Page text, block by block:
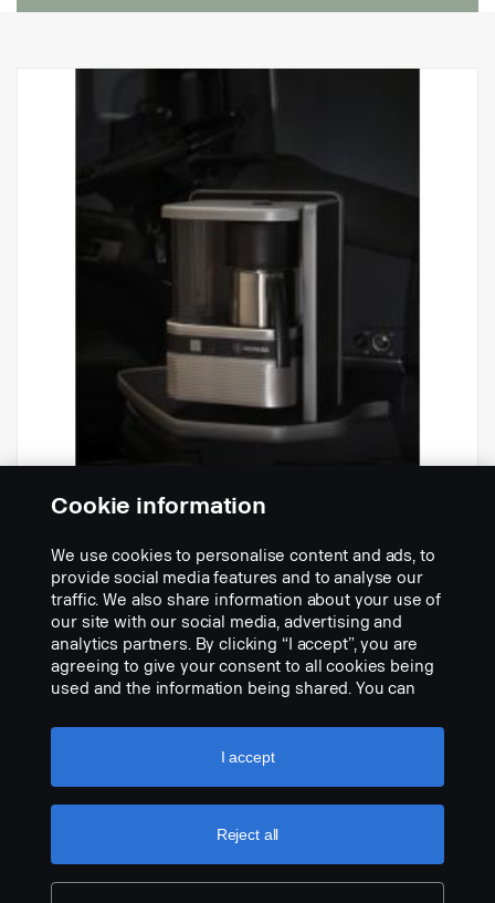
Osanumero: 2024218
Part Description:
Kuvausta ei löydy
Cookie information
We use cookies to personalise content and ads, to
provide social media features and to analyse our
traffic. We also share information about your use of
our site with our social media, advertising and
analytics partners. By clicking “I accept”, you are
agreeing to give your consent to all cookies being
used and the information being shared. You can
settings” and selecting the categories you’d like to
accept. For a more detailed explanation of how we
Reject all
I accept